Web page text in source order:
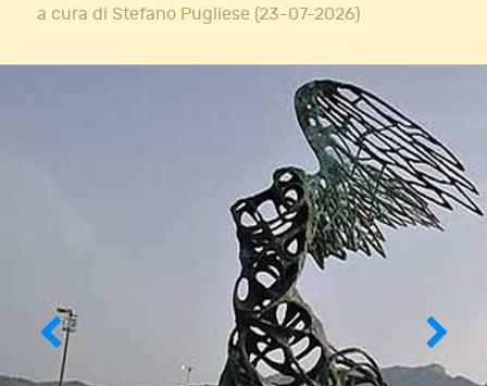
a cura di Stefano Pugliese (23-07-2026)